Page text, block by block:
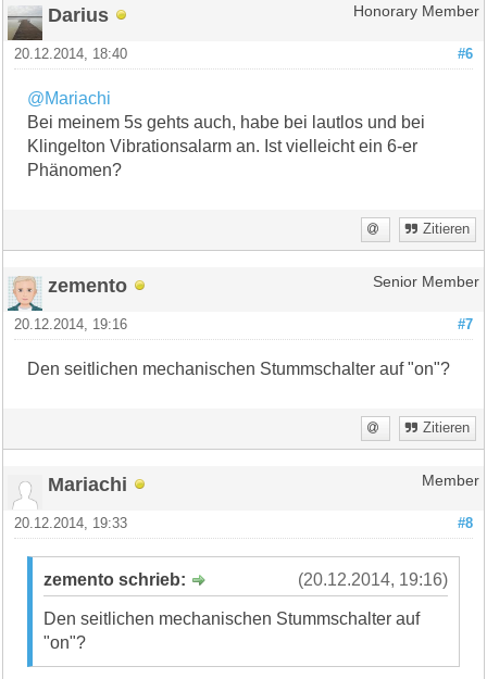
Darius Honorary Member
#6
20.12.2014, 18:40
@Mariachi
Bei meinem 5s gehts auch, habe bei lautlos und bei
Klingelton Vibrationsalarm an. Ist vielleicht ein 6-er
Phänomen?
Zitieren
zemento Senior Member
#7
20.12.2014, 19:16
Den seitlichen mechanischen Stummschalter auf "on"?
Zitieren
Mariachi Member
#8
20.12.2014, 19:33
(20.12.2014, 19:16)
zemento schrieb:
Den seitlichen mechanischen Stummschalter auf
"on"?